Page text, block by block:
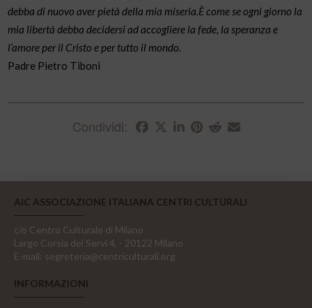
debba di nuovo aver pietà della mia miseria.È come se ogni giorno la
mia libertà debba decidersi ad accogliere la fede, la speranza e
l’amore per il Cristo e per tutto il mondo.
Padre Pietro Tiboni
Condividi:
AIC ASSOCIAZIONE ITALIANA CENTRI CULTURALI
c/o Centro Culturale di Milano
Largo Corsia dei Servi 4, - 20122 Milano
E-mail: segreteria@centriculturali.org
INFORMAZIONI